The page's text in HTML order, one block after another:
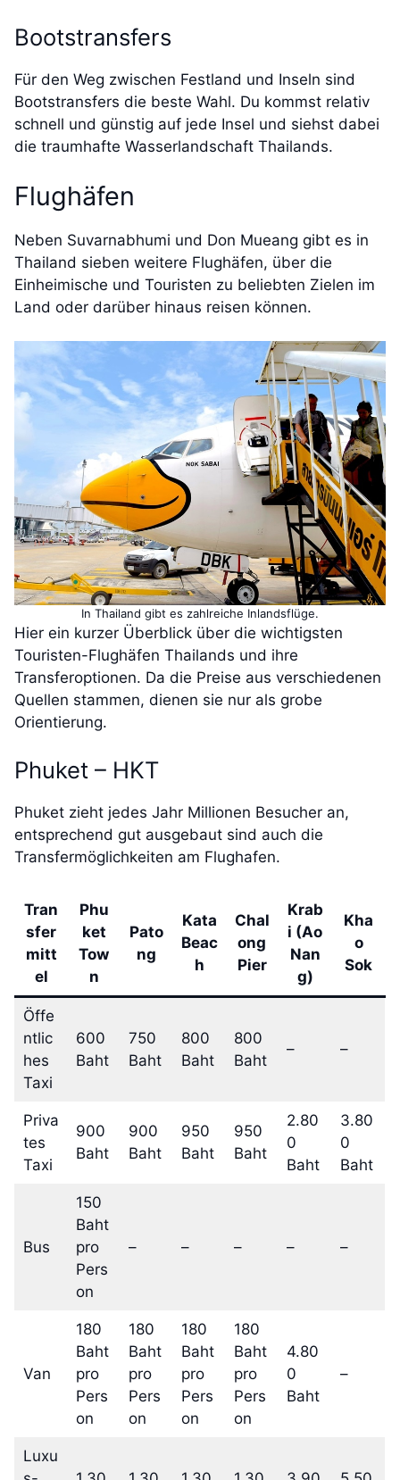
Bootstransfers
Für den Weg zwischen Festland und Inseln sind
Bootstransfers die beste Wahl. Du kommst relativ
schnell und günstig auf jede Insel und siehst dabei
die traumhafte Wasserlandschaft Thailands.
Flughäfen
Neben Suvarnabhumi und Don Mueang gibt es in
Thailand sieben weitere Flughäfen, über die
Einheimische und Touristen zu beliebten Zielen im
Land oder darüber hinaus reisen können.
In Thailand gibt es zahlreiche Inlandsflüge.
Hier ein kurzer Überblick über die wichtigsten
Touristen-Flughäfen Thailands und ihre
Transferoptionen. Da die Preise aus verschiedenen
Quellen stammen, dienen sie nur als grobe
Orientierung.
Phuket – HKT
Phuket zieht jedes Jahr Millionen Besucher an,
entsprechend gut ausgebaut sind auch die
Transfermöglichkeiten am Flughafen.
Tran
sfer
mitt
el
Phu
ket
Tow
n
Pato
ng
Kata
Beac
h
Chal
ong
Pier
Krab
i (Ao
Nan
g)
Kha
o
Sok
Öffe
ntlic
hes
Taxi
600
Baht
750
Baht
800
Baht
800
Baht
– –
Priva
tes
Taxi
900
Baht
900
Baht
950
Baht
950
Baht
2.80
0
Baht
3.80
0
Baht
Bus
150
Baht
pro
Pers
on
– – – – –
Van
180
Baht
pro
Pers
on
180
Baht
pro
Pers
on
180
Baht
pro
Pers
on
180
Baht
pro
Pers
on
4.80
0
Baht
–
Luxu